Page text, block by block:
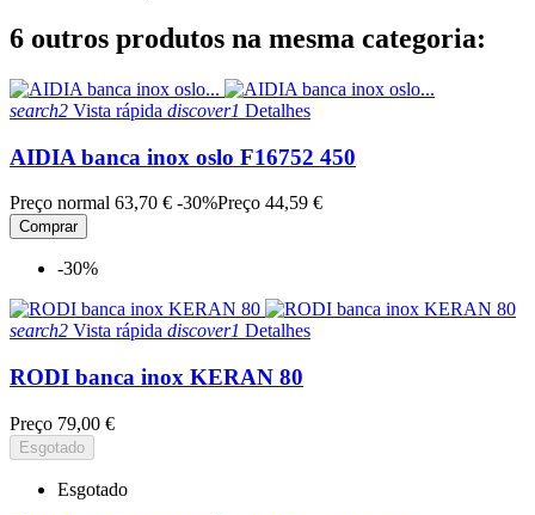
6 outros produtos na mesma categoria:
search2 Vista rápida discover1 Detalhes
AIDIA banca inox oslo F16752 450
Preço normal 63,70 € -30%Preço 44,59 €
Comprar
-30%
search2 Vista rápida discover1 Detalhes
RODI banca inox KERAN 80
Preço 79,00 €
Esgotado
Esgotado